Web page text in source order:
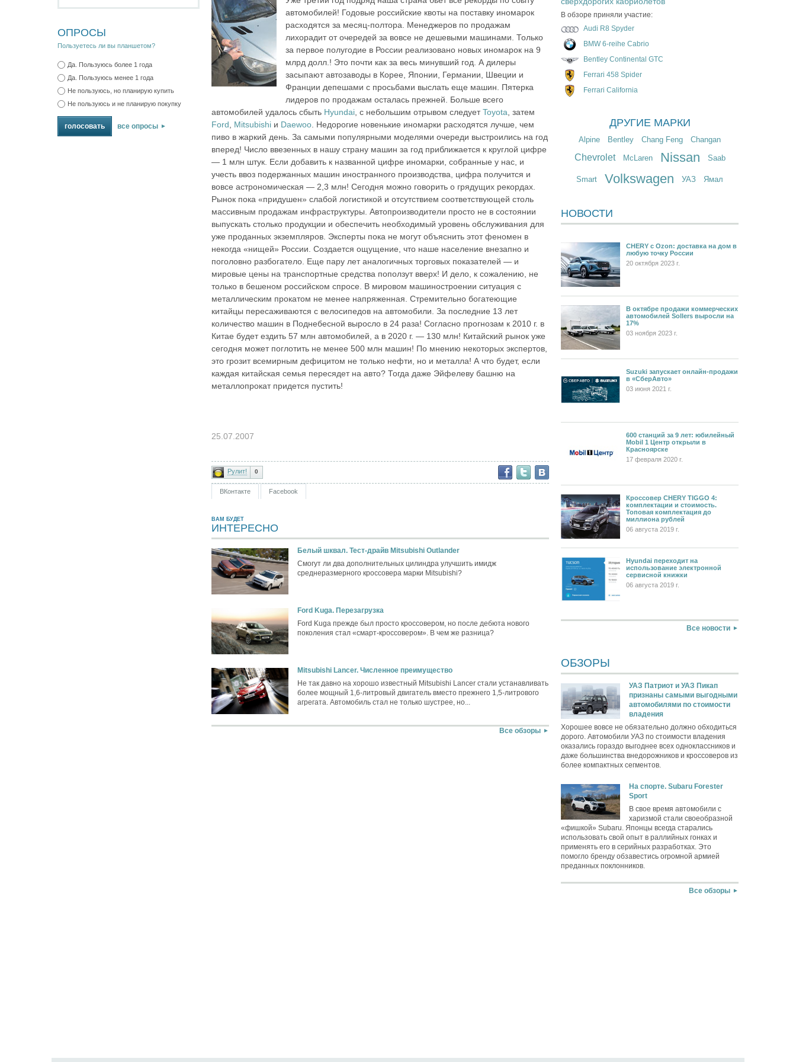
ОПРОСЫ
Пользуетесь ли вы планшетом?
Да. Пользуюсь более 1 года
Да. Пользуюсь менее 1 года
Не пользуюсь, но планирую купить
Не пользуюсь и не планирую покупку
все опросы
автомобилей! Годовые российские квоты на поставку иномарок
расходятся за месяц-полтора. Менеджеров по продажам
лихорадит от очередей за вовсе не дешевыми машинами. Только
за первое полугодие в России реализовано новых иномарок на 9
млрд долл.! Это почти как за весь минувший год. А дилеры
засыпают автозаводы в Корее, Японии, Германии, Швеции и
Франции депешами с просьбами выслать еще машин. Пятерка
лидеров по продажам осталась прежней. Больше всего
автомобилей удалось сбыть Hyundai , с небольшим отрывом следуетToyota , затем
Ford
Mitsubishi и Daewoo . Недорогие новенькие иномарки расходятся лучше, чем
пиво в жаркий день. За самыми популярными моделями очереди выстроились на год
вперед! Число ввезенных в нашу страну машин за год приближается к круглой цифре
— 1 млн штук. Если добавить к названной цифре иномарки, собранные у нас, и
учесть ввоз подержанных машин иностранного производства, цифра получится и
вовсе астрономическая — 2,3 млн! Сегодня можно говорить о грядущих рекордах.
Рынок пока «придушен» слабой логистикой и отсутствием соответствующей столь
массивным продажам инфраструктуры. Автопроизводители просто не в состоянии
выпускать столько продукции и обеспечить необходимый уровень обслуживания для
уже проданных экземпляров. Эксперты пока не могут объяснить этот феномен в
некогда «нищей» России. Создается ощущение, что наше население внезапно и
поголовно разбогатело. Еще пару лет аналогичных торговых показателей — и
мировые цены на транспортные средства поползут вверх! И дело, к сожалению, не
только в бешеном российском спросе. В мировом машиностроении ситуация с
металлическим прокатом не менее напряженная. Стремительно богатеющие
китайцы пересаживаются с велосипедов на автомобили. За последние 13 лет
количество машин в Поднебесной выросло в 24 раза! Согласно прогнозам к 2010 г. в
Китае будет ездить 57 млн автомобилей, а в 2020 г. — 130 млн! Китайский рынок уже
сегодня может поглотить не менее 500 млн машин! По мнению некоторых экспертов,
это грозит всемирным дефицитом не только нефти, но и металла! А что будет, если
каждая китайская семья пересядет на авто? Тогда даже Эйфелеву башню на
металлопрокат придется пустить!
25.07.2007
Рулит! 0
ВКонтакте Facebook
ВАМ БУДЕТ
ИНТЕРЕСНО
Белый шквал. Тест-драйв Mitsubishi Outlander
Смогут ли два дополнительных цилиндра улучшить имидж
среднеразмерного кроссовера марки Mitsubishi?
Ford Kuga. Перезагрузка
Ford Kuga прежде был просто кроссовером, но после дебюта нового
поколения стал «смарт-кроссовером». В чем же разница?
Mitsubishi Lancer. Численное преимущество
Не так давно на хорошо известный Mitsubishi Lancer стали устанавливать
более мощный 1,6-литровый двигатель вместо прежнего 1,5-литрового
агрегата. Автомобиль стал не только шустрее, но...
Все обзоры
В обзоре приняли участие:
Audi R8 Spyder
BMW 6-reihe Cabrio
Bentley Continental GTC
Ferrari 458 Spider
Ferrari California
ДРУГИЕ МАРКИ
Alpine Bentley Chang Feng Changan
Chevrolet McLaren Nissan Saab
Smart Volkswagen УАЗ Ямал
НОВОСТИ
CHERY c Ozon: доставка на дом в
любую точку России
20 октября 2023 г.
В октябре продажи коммерческих
автомобилей Sollers выросли на
17%
03 ноября 2023 г.
Suzuki запускает онлайн-продажи
в «СберАвто»
03 июня 2021 г.
600 станций за 9 лет: юбилейный
Mobil 1 Центр открыли в
Красноярске
17 февраля 2020 г.
Кроссовер CHERY TIGGO 4:
комплектации и стоимость.
Топовая комплектация до
миллиона рублей
06 августа 2019 г.
Hyundai переходит на
использование электронной
сервисной книжки
06 августа 2019 г.
Все новости
ОБЗОРЫ
УАЗ Патриот и УАЗ Пикап
признаны самыми выгодными
автомобилями по стоимости
владения
Хорошее вовсе не обязательно должно обходиться
дорого. Автомобили УАЗ по стоимости владения
оказались гораздо выгоднее всех одноклассников и
даже большинства внедорожников и кроссоверов из
более компактных сегментов.
На спорте. Subaru Forester
Sport
В свое время автомобили с
харизмой стали своеобразной
«фишкой» Subaru. Японцы всегда старались
использовать свой опыт в раллийных гонках и
применять его в серийных разработках. Это
помогло бренду обзавестись огромной армией
преданных поклонников.
Все обзоры